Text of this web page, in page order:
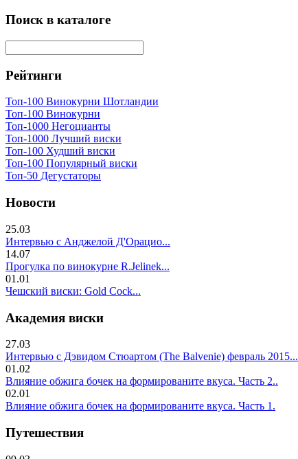
Поиск в каталоге
Рейтинги
Топ-100 Винокурни Шотландии
Топ-100 Винокурни
Топ-1000 Негоцианты
Топ-1000 Лучший виски
Топ-100 Худший виски
Топ-100 Популярный виски
Топ-50 Дегустаторы
Новости
25.03
Интервью с Анджелой Д'Орацио...
14.07
Прогулка по винокурне R.Jelinek...
01.01
Чешский виски: Gold Cock...
Академия виски
27.03
Интервью с Дэвидом Стюартом (The Balvenie) февраль 2015...
01.02
Влияние обжига бочек на формированите вкуса. Часть 2..
02.01
Влияние обжига бочек на формированите вкуса. Часть 1.
Путешествия